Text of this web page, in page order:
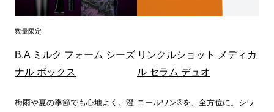
数量限定
B.A ミルク フォーム シーズ
ナル ボックス
梅雨や夏の季節でも心地よく。澄
リンクルショット メディカ
ル セラム デュオ
ニールワン®を、全方位に。シワ